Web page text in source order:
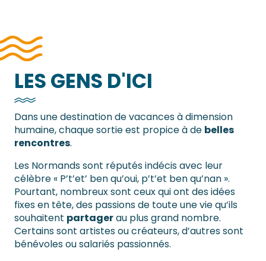
LES GENS D'ICI
Dans une destination de vacances à dimension
humaine, chaque sortie est propice à de belles
rencontres.
Les Normands sont réputés indécis avec leur
célèbre « P’t’et’ ben qu’oui, p’t’et ben qu’nan ».
Pourtant, nombreux sont ceux qui ont des idées
fixes en tête, des passions de toute une vie qu’ils
souhaitent partagerau plus grand nombre.
Certains sont artistes ou créateurs, d’autres sont
bénévoles ou salariés passionnés.